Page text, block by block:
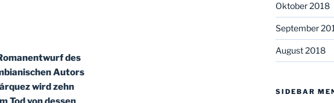
des
Autors
wird zehn
Oktober 2018
September
August 2018
SIDEBAR